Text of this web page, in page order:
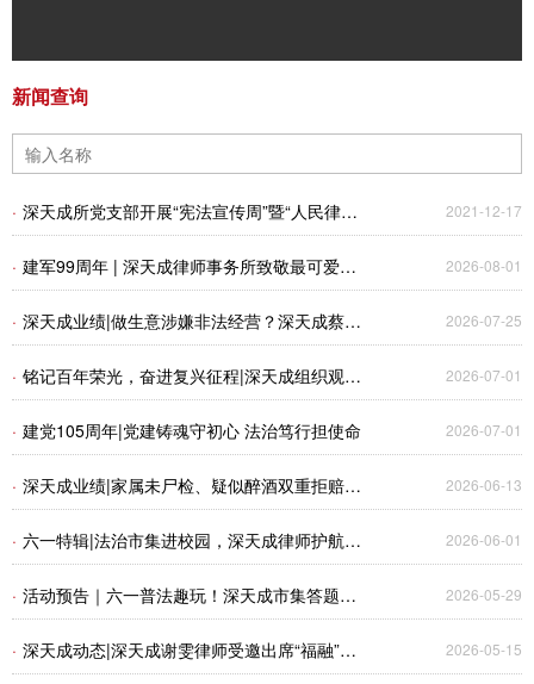
新闻查询
· 深天成所党支部开展“宪法宣传周”暨“人民律师
2021-12-17
· 建军99周年 | 深天成律师事务所致敬最可爱的
2026-08-01
· 深天成业绩|做生意涉嫌非法经营？深天成蔡东
2026-07-25
· 铭记百年荣光，奋进复兴征程|深天成组织观看
2026-07-01
· 建党105周年|党建铸魂守初心 法治笃行担使命 2026-07-01
· 深天成业绩|家属未尸检、疑似醉酒双重拒赔？
100万
2026-06-13
· 六一特辑|法治市集进校园，深天成律师护航少
2026-06-01
· 活动预告｜六一普法趣玩！深天成市集答题抽
2026-05-29
· 深天成动态|深天成谢雯律师受邀出席“福融”企
2026-05-15